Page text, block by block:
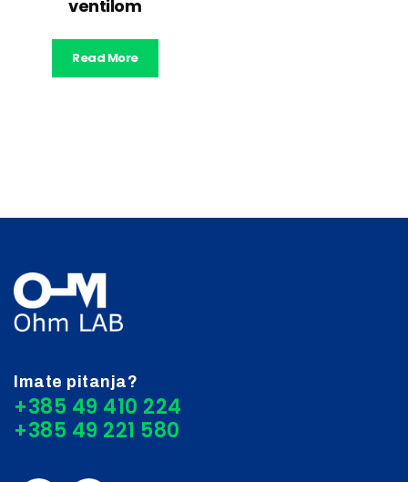
ventilom
Read More
Imate pitanja?
+385 49 410 224